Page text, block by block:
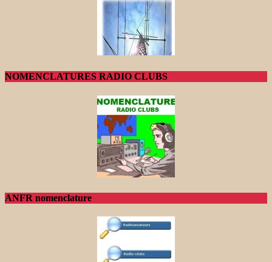
NOMENCLATURES RADIO CLUBS
ANFR nomenclature